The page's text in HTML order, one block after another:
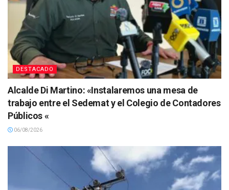
DESTACADO
Alcalde Di Martino: «Instalaremos una mesa de
trabajo entre el Sedemat y el Colegio de Contadores
Públicos «
06/08/2026